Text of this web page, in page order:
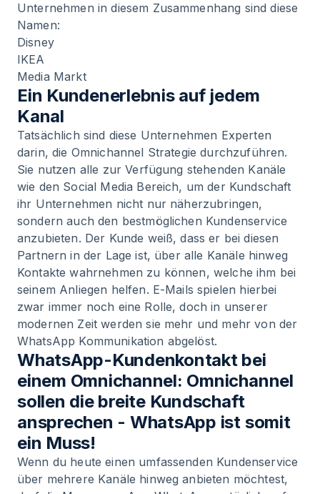
Unternehmen in diesem Zusammenhang sind diese
Namen:
Disney
IKEA
Media Markt
Ein Kundenerlebnis auf jedem
Kanal
Tatsächlich sind diese Unternehmen Experten
darin, die Omnichannel Strategie durchzuführen.
Sie nutzen alle zur Verfügung stehenden Kanäle
wie den Social Media Bereich, um der Kundschaft
ihr Unternehmen nicht nur näherzubringen,
sondern auch den bestmöglichen Kundenservice
anzubieten. Der Kunde weiß, dass er bei diesen
Partnern in der Lage ist, über alle Kanäle hinweg
Kontakte wahrnehmen zu können, welche ihm bei
seinem Anliegen helfen. E-Mails spielen hierbei
zwar immer noch eine Rolle, doch in unserer
modernen Zeit werden sie mehr und mehr von der
WhatsApp Kommunikation abgelöst.
WhatsApp-Kundenkontakt bei
einem Omnichannel: Omnichannel
sollen die breite Kundschaft
ansprechen - WhatsApp ist somit
ein Muss!
Wenn du heute einen umfassenden Kundenservice
über mehrere Kanäle hinweg anbieten möchtest,